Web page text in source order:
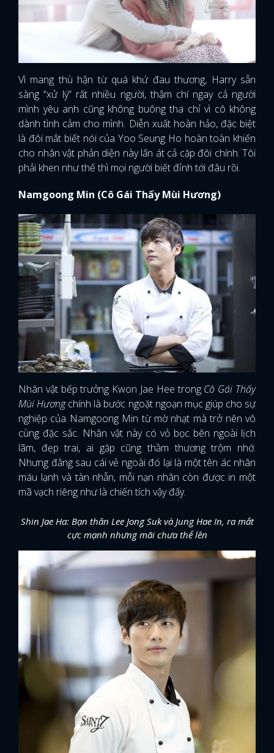
Vì mang thù hận từ quá khứ đau thương, Harry sẵn
sàng “xử lý” rất nhiều người, thậm chí ngay cả người
mình yêu anh cũng không buông tha chỉ vì cô không
dành tình cảm cho mình. Diễn xuất hoàn hảo, đặc biệt
là đôi mắt biết nói của Yoo Seung Ho hoàn toàn khiến
cho nhân vật phản diện này lấn át cả cặp đôi chính. Tôi
phải khen như thế thì mọi người biết đỉnh tới đâu rồi.
Namgoong Min (Cô Gái Thấy Mùi Hương)
Nhân vật bếp trưởng Kwon Jae Hee trong Cô Gái Thấy
Mùi Hươngchính là bước ngoặt ngoạn mục giúp cho sự
nghiệp của Namgoong Min từ mờ nhạt mà trở nên vô
cùng đặc sắc. Nhân vật này có vỏ bọc bên ngoài lịch
lãm, đẹp trai, ai gặp cũng thầm thương trộm nhớ.
Nhưng đằng sau cái vẻ ngoài đó lại là một tên ác nhân
máu lạnh và tàn nhẫn, mỗi nạn nhân còn được in một
mã vạch riêng như là chiến tích vậy đấy.
Shin Jae Ha: Bạn thân Lee Jong Suk và Jung Hae In, ra mắt
cực mạnh nhưng mãi chưa thể lên